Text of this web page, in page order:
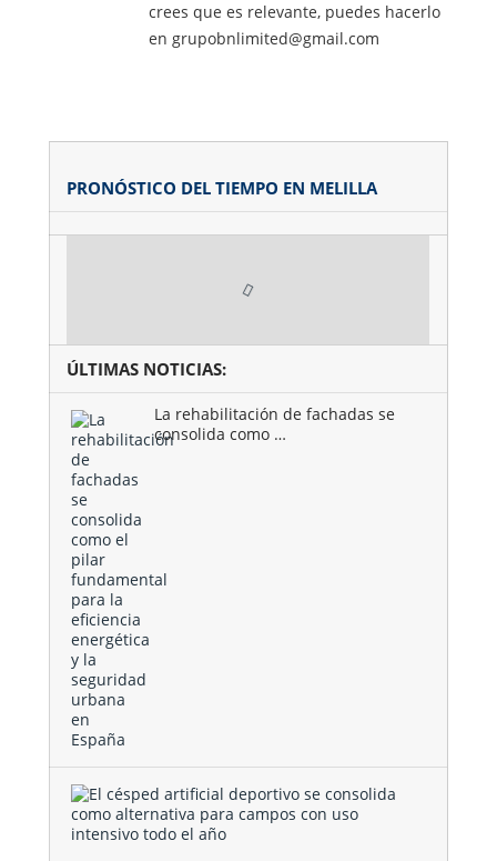
crees que es relevante, puedes hacerlo
en grupobnlimited@gmail.com
PRONÓSTICO DEL TIEMPO EN MELILLA
ÚLTIMAS NOTICIAS:
La rehabilitación de fachadas se
consolida como …